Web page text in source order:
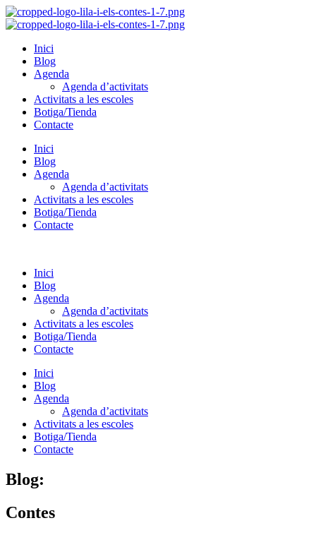
Inici
Blog
Agenda
Agenda d’activitats
Activitats a les escoles
Botiga/Tienda
Contacte
Inici
Blog
Agenda
Agenda d’activitats
Activitats a les escoles
Botiga/Tienda
Contacte
Inici
Blog
Agenda
Agenda d’activitats
Activitats a les escoles
Botiga/Tienda
Contacte
Inici
Blog
Agenda
Agenda d’activitats
Activitats a les escoles
Botiga/Tienda
Contacte
Blog:
Contes